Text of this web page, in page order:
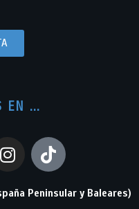
EN ...
Peninsular y Baleares)